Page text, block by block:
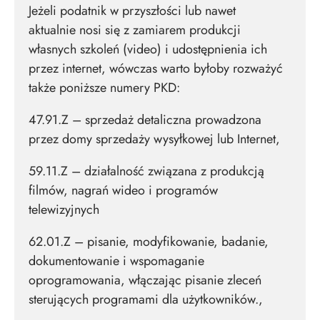
Jeżeli podatnik w przyszłości lub nawet
aktualnie nosi się z zamiarem produkcji
własnych szkoleń (video) i udostępnienia ich
przez internet, wówczas warto byłoby rozważyć
także poniższe numery PKD:
47.91.Z – sprzedaż detaliczna prowadzona
przez domy sprzedaży wysyłkowej lub Internet,
59.11.Z – działalność związana z produkcją
filmów, nagrań wideo i programów
telewizyjnych
62.01.Z – pisanie, modyfikowanie, badanie,
dokumentowanie i wspomaganie
oprogramowania, włączając pisanie zleceń
sterujących programami dla użytkowników.,